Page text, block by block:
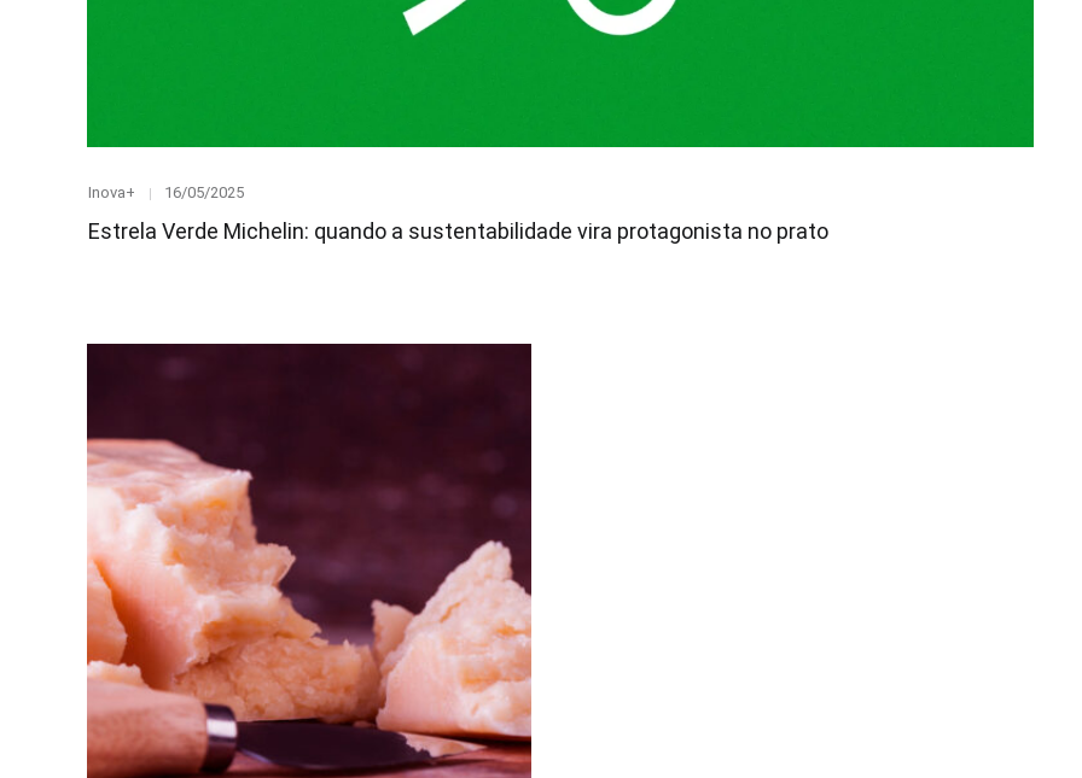
Category
Inova+
Posted
16/05/2025
Estrela Verde Michelin: quando a sustentabilidade vira protagonista no prato